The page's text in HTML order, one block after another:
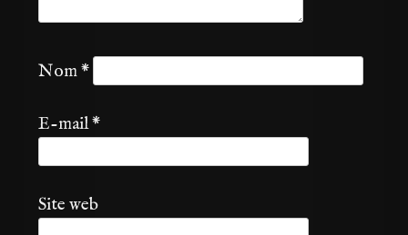
Nom*
E-mail*
Site web